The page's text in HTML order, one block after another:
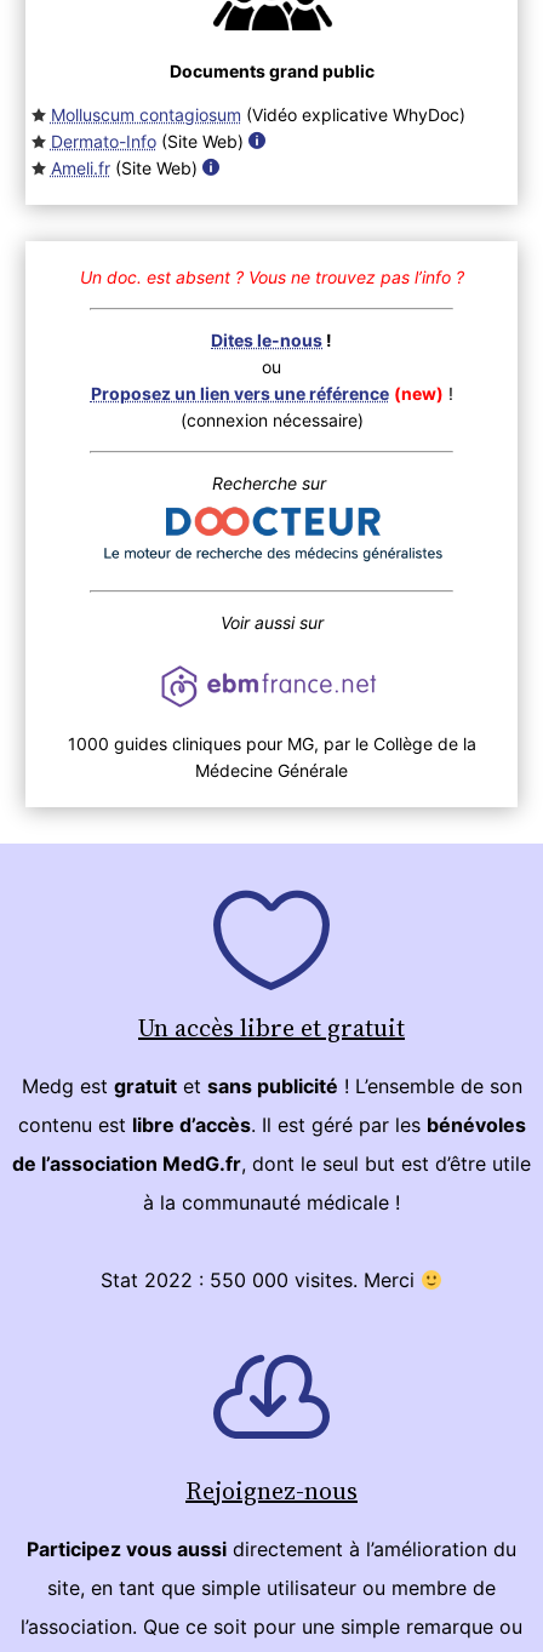
Documents grand public
Molluscum contagiosum (Vidéo explicative WhyDoc)
Dermato-Info(Site Web)
Ameli.fr(Site Web)
Un doc. est absent ? Vous ne trouvez pas l’info ?
Dites le-nous !
ou
Proposez un lien vers une référence (new) !
(connexion nécessaire)
Recherche sur
Voir aussi sur
1000 guides cliniques pour MG, par le Collège de la
Médecine Générale
Un accès libre et gratuit
Medg est gratuitet sans publicité ! L’ensemble de son
contenu est libre d’accès. Il est géré par les bénévoles
de l’association MedG.fr, dont le seul but est d’être utile
à la communauté médicale !
Stat 2022 : 550 000 visites. Merci
Rejoignez-nous
Participez vous aussi directement à l’amélioration du
site, en tant que simple utilisateur ou membre de
l’association. Que ce soit pour une simple remarque ou